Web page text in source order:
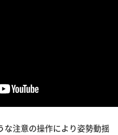
な注意の操作により姿勢動揺